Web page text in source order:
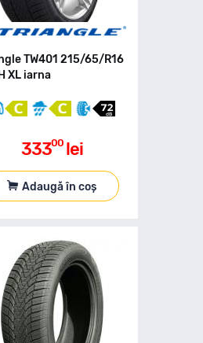
TW401 215/65/R16
XL iarna
33300 lei
Adaugă în coș